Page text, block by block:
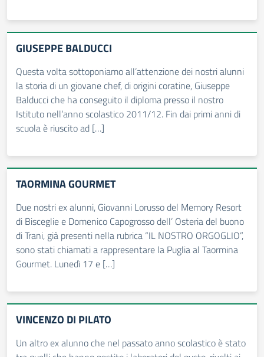
GIUSEPPE BALDUCCI
Questa volta sottoponiamo all’attenzione dei nostri alunni
la storia di un giovane chef, di origini coratine, Giuseppe
Balducci che ha conseguito il diploma presso il nostro
Istituto nell’anno scolastico 2011/12. Fin dai primi anni di
scuola è riuscito ad […]
TAORMINA GOURMET
Due nostri ex alunni, Giovanni Lorusso del Memory Resort
di Bisceglie e Domenico Capogrosso dell’ Osteria del buono
di Trani, già presenti nella rubrica “IL NOSTRO ORGOGLIO”,
sono stati chiamati a rappresentare la Puglia al Taormina
Gourmet. Lunedì 17 e […]
VINCENZO DI PILATO
Un altro ex alunno che nel passato anno scolastico è stato